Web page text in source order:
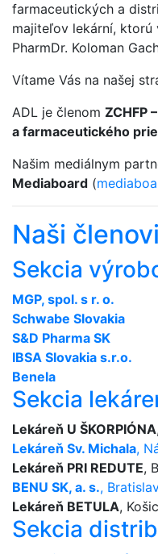
farmaceutických a
majiteľov lekární, ktorú
PharmDr. Koloman
Vítame Vás na našej
ADL je členom ZCHFP
a farmaceutického
Našim mediálnym
Mediaboard (
Naši
Sekcia
MGP, spol. s r. o.
Schwabe Slovakia
S&D Pharma SK
IBSA Slovakia s.r.o.
Benela
Sekcia
Lekáreň U ŠKORPIÓNA
Lekáreň Sv. Michala,
Lekáreň PRI REDUTE,
BENU SK, a. s.,
Lekáreň BETULA,
Sekcia